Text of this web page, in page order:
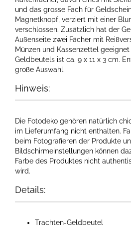
und das grosse Fach für
Magnetknopf, verziert mit einer
verschlossen. Zusätzlich hat der
Außenseite zwei Fächer mit
Münzen und Kassenzettel
Geldbeutels ist ca. 9 x 11 x 3 cm.
große Auswahl.
Hinweis:
Die Fotodeko gehören natürlich
im Lieferumfang nicht enthalten.
beim Fotografieren der Produkte
Bildschirmeinstellungen können
Farbe des Produktes nicht
wird.​
Details:
Trachten-Geldbeutel